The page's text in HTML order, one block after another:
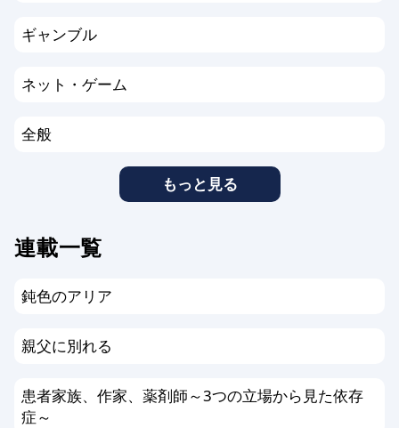
ギャンブル
ネット・ゲーム
全般
もっと見る
連載一覧
鈍色のアリア
親父に別れる
患者家族、作家、薬剤師～3つの立場から見た依存
症～